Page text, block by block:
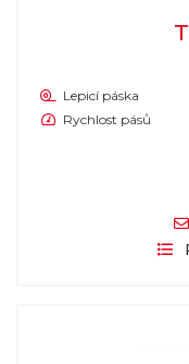
Lepicí páska
Rychlost pásů